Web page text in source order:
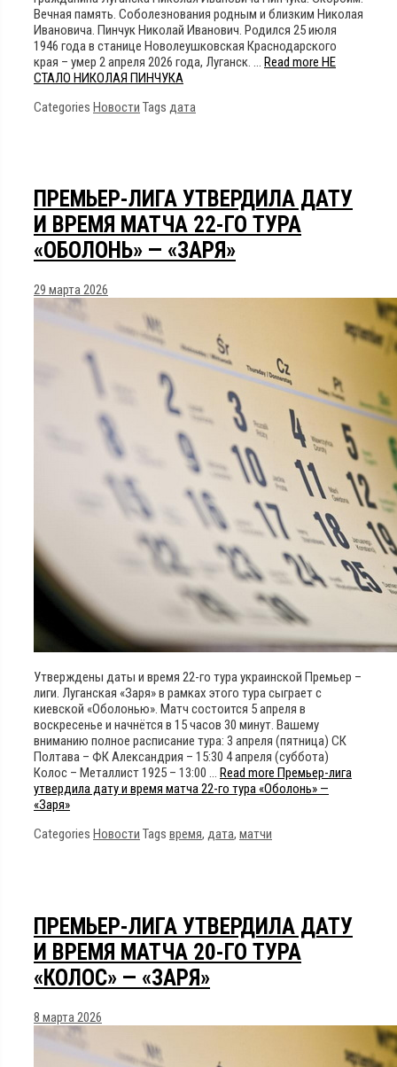
Вечная память. Соболезнования родным и близким Николая
Ивановича. Пинчук Николай Иванович. Родился 25 июля
1946 года в станице Новолеушковская Краснодарского
края – умер 2 апреля 2026 года, Луганск. … Read more НЕ
СТАЛО НИКОЛАЯ ПИНЧУКА
Categories Новости Tags дата
ПРЕМЬЕР-ЛИГА УТВЕРДИЛА ДАТУ
И ВРЕМЯ МАТЧА 22-ГО ТУРА
«ОБОЛОНЬ» — «ЗАРЯ»
29 марта 2026
Утверждены даты и время 22-го тура украинской Премьер –
лиги. Луганская «Заря» в рамках этого тура сыграет с
киевской «Оболонью». Матч состоится 5 апреля в
воскресенье и начнётся в 15 часов 30 минут. Вашему
вниманию полное расписание тура: 3 апреля (пятница) СК
Полтава – ФК Александрия – 15:30 4 апреля (суббота)
Колос – Металлист 1925 – 13:00 … Read more Премьер-лига
утвердила дату и время матча 22-го тура «Оболонь» —
«Заря»
Categories Новости Tags время, дата, матчи
ПРЕМЬЕР-ЛИГА УТВЕРДИЛА ДАТУ
И ВРЕМЯ МАТЧА 20-ГО ТУРА
«КОЛОС» — «ЗАРЯ»
8 марта 2026